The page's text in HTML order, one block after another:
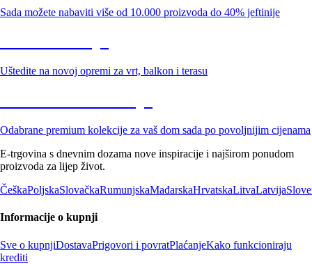
Sada možete nabaviti više od 10.000 proizvoda do 40% jeftinije
Uštedite na novoj opremi za vrt, balkon i terasu
Odabrane premium kolekcije za vaš dom sada po povoljnijim cijenama
E-trgovina s dnevnim dozama nove inspiracije i najširom ponudom
proizvoda za lijep život.
ČeškaPoljskaSlovačkaRumunjskaMađarskaHrvatskaLitvaLatvija
Informacije o kupnji
Sve o kupnjiDostavaPrigovori i povratPlaćanjeKako funkcioniraju
krediti